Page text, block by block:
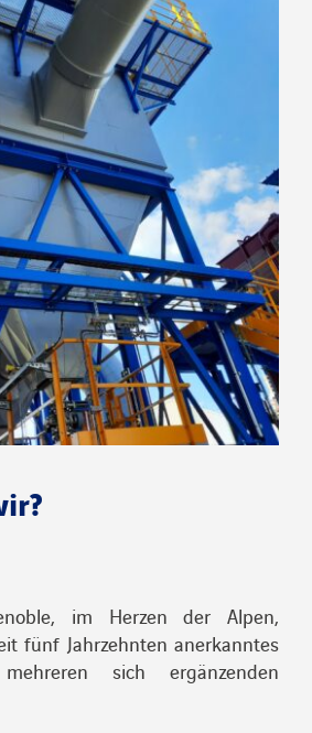
im Herzen der Alpen,
fünf Jahrzehnten anerkanntes
sich ergänzenden